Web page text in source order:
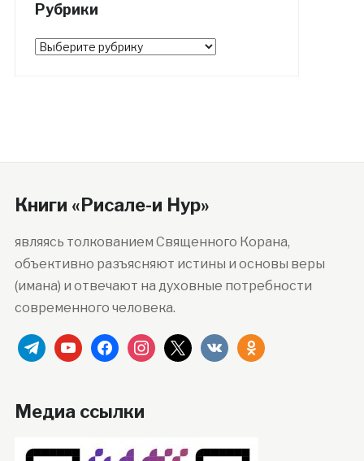
Рубрики
Рубрики
Книги «Рисале-и Нур»
являясь толкованием Священного Корана,
объективно разъясняют истины и основы веры
(имана) и отвечают на духовные потребности
современного человека.
telegramyoutubefacebookinstagram
x vkontakteodnoklassniki
Медиа ссылки